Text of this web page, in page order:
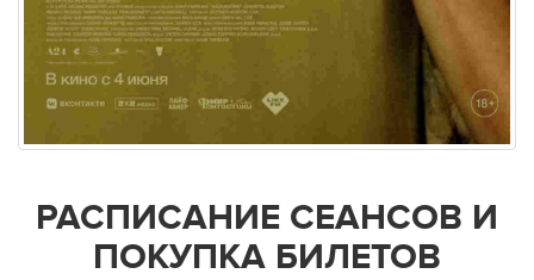
РАСПИСАНИЕ СЕАНСОВ И
ПОКУПКА БИЛЕТОВ